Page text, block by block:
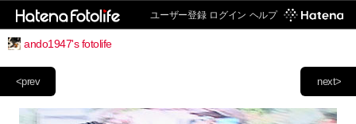
ユーザー登録 ログイン ヘルプ
ando1947's fotolife
next>
<prev